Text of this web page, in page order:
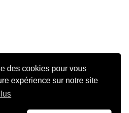
des cookies pour vous
expérience sur notre site